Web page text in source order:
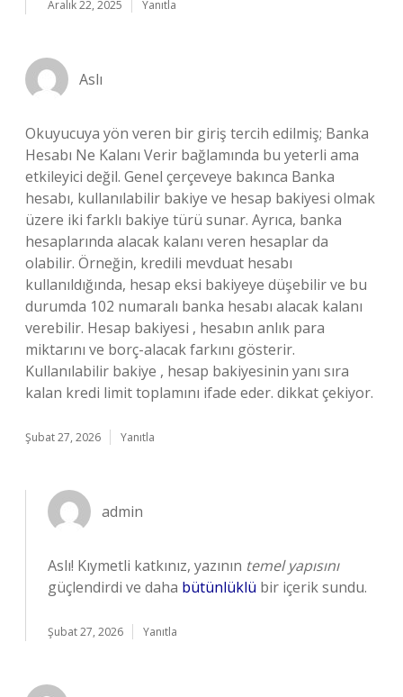
Aralık 22, 2025 Yanıtla
Aslı
Okuyucuya yön veren bir giriş tercih edilmiş; Banka
Hesabı Ne Kalanı Verir bağlamında bu yeterli ama
etkileyici değil. Genel çerçeveye bakınca Banka
hesabı, kullanılabilir bakiye ve hesap bakiyesi olmak
üzere iki farklı bakiye türü sunar. Ayrıca, banka
hesaplarında alacak kalanı veren hesaplar da
olabilir. Örneğin, kredili mevduat hesabı
kullanıldığında, hesap eksi bakiyeye düşebilir ve bu
durumda 102 numaralı banka hesabı alacak kalanı
verebilir. Hesap bakiyesi , hesabın anlık para
miktarını ve borç-alacak farkını gösterir.
Kullanılabilir bakiye , hesap bakiyesinin yanı sıra
kalan kredi limit toplamını ifade eder. dikkat çekiyor.
Şubat 27, 2026 Yanıtla
admin
Aslı! Kıymetli katkınız, yazının temel yapısını
güçlendirdi ve daha bütünlüklü bir içerik sundu.
Şubat 27, 2026 Yanıtla